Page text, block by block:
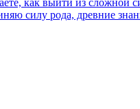
как выйти из
силу рода, древние